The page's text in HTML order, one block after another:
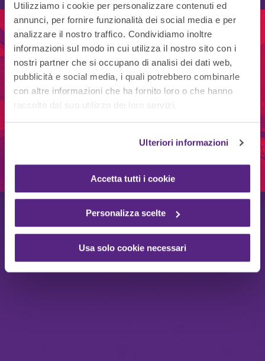
Utilizziamo i cookie per personalizzare contenuti ed
annunci, per fornire funzionalità dei social media e per
analizzare il nostro traffico. Condividiamo inoltre
informazioni sul modo in cui utilizza il nostro sito con i
nostri partner che si occupano di analisi dei dati web,
pubblicità e social media, i quali potrebbero combinarle
con altre informazioni che ha fornito loro o che hanno
raccolto dal suo utilizzo dei loro servizi.
Ulteriori informazioni
Accetta tutti i cookie
Personalizza scelte
Usa solo cookie necessari
Furniture
Solutions
Illuminazione,
fonoassorbenza e
complementi per
l’ufficio
benessere negli ambienti di lavoro sotto il profilo
di illuminazione, fonoassorbenza e comfort.